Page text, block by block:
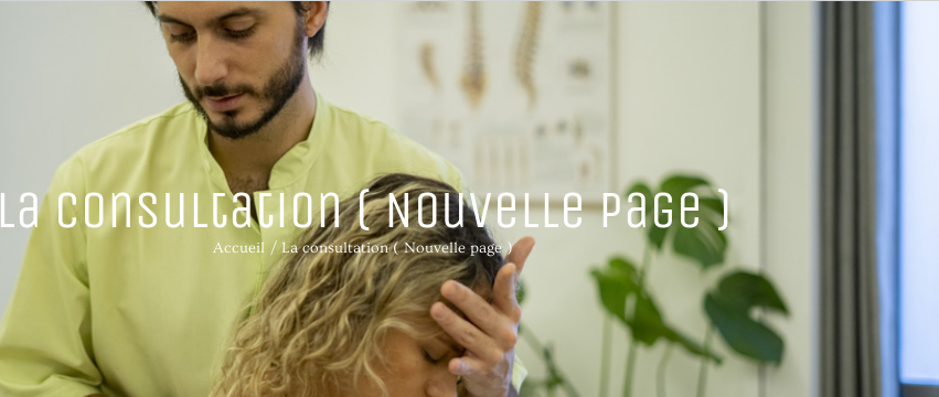
La consultation ( Nouvelle page )
Accueil La consultation ( Nouvelle page )